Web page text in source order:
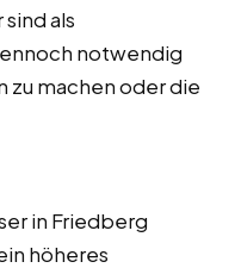
als
notwendig
zu machen oder die
in Friedberg
höheres